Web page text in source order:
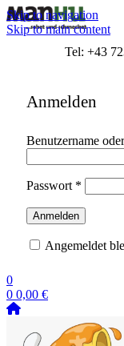
Skip to navigation
Skip to main content
Tel: +43
Anmelden
Benutzername
Passwort *
Anmelden
Angemeldet
0
0 0,00 €